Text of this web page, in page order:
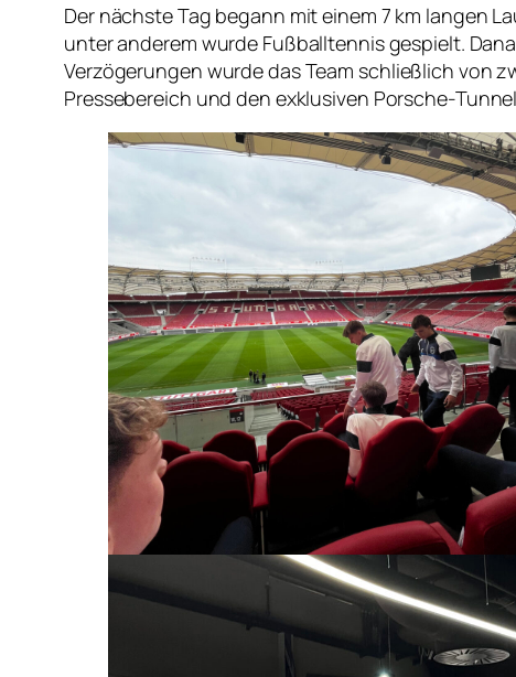
Der nächste Tag begann mit einem 7 km langen
unter anderem wurde Fußballtennis gespielt.
Verzögerungen wurde das Team schließlich von
Pressebereich und den exklusiven Porsche-